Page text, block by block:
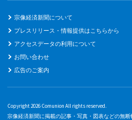
宗像経済新聞について
プレスリリース・情報提供はこちらから
アクセスデータの利用について
お問い合わせ
広告のご案内
Copyright 2026 Comunion All rights reserved.
宗像経済新聞に掲載の記事・写真・図表などの無